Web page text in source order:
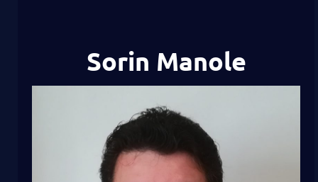
Sorin Manole